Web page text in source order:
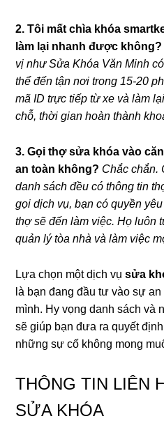
2. Tôi mất chìa khóa
làm lại nhanh được không?
vị như Sửa Khóa Văn Minh
thể đến tận nơi trong 15-20
mã ID trực tiếp từ xe và làm
chỗ, thời gian hoàn thành
3. Gọi thợ sửa khóa vào
an toàn không? Chắc chắn.
danh sách đều có thông tin
gọi dịch vụ, bạn có quyền
thợ sẽ đến làm việc. Họ luôn
quản lý tòa nhà và làm việc
Lựa chọn một dịch vụsửa
là bạn đang đầu tư vào sự
mình. Hy vọng danh sách và
sẽ giúp bạn đưa ra quyết
những sự cố không mong
THÔNG TIN LIÊN
SỬA KHÓA